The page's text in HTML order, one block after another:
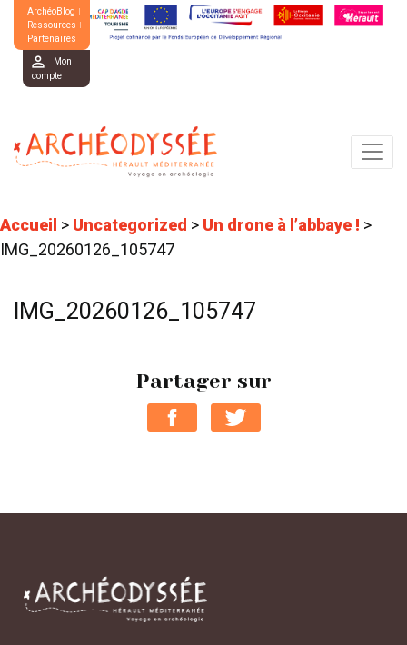
ArchéoBlog
Ressources
Partenaires
Mon
compte
Accueil > Uncategorized > Un drone à l’abbaye ! >
IMG_20260126_105747
IMG_20260126_105747
Partager sur